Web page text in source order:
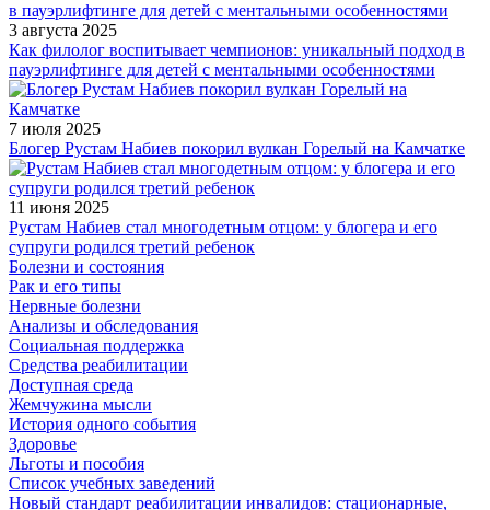
3 августа 2025
Как филолог воспитывает чемпионов: уникальный подход в
пауэрлифтинге для детей с ментальными особенностями
7 июля 2025
Блогер Рустам Набиев покорил вулкан Горелый на Камчатке
11 июня 2025
Рустам Набиев стал многодетным отцом: у блогера и его
супруги родился третий ребенок
Болезни и состояния
Рак и его типы
Нервные болезни
Анализы и обследования
Социальная поддержка
Средства реабилитации
Доступная среда
Жемчужина мысли
История одного события
Здоровье
Льготы и пособия
Список учебных заведений
Новый стандарт реабилитации инвалидов: стационарные,